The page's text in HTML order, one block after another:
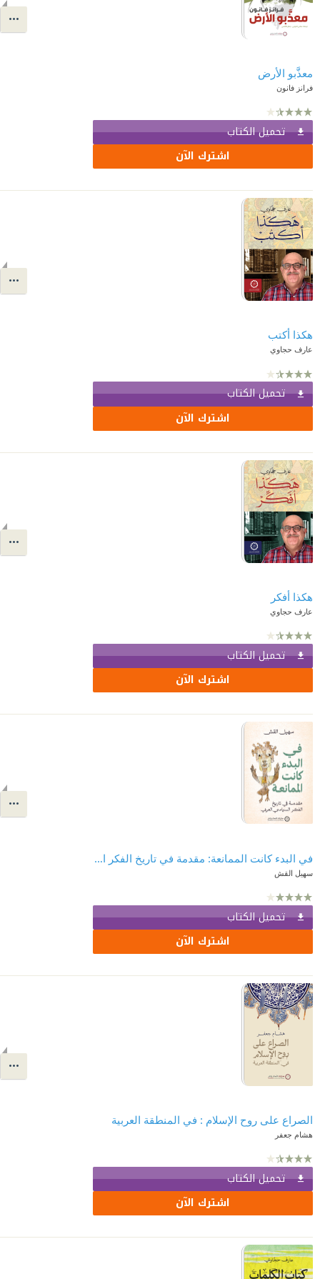
معذَّبو الأرض
فرانز فانون
تحميل الكتاب
اشترك الآن
هكذا أكتب
عارف حجاوي
تحميل الكتاب
اشترك الآن
هكذا أفكر
عارف حجاوي
تحميل الكتاب
اشترك الآن
في البدء كانت الممانعة: مقدمة في تاريخ الفكر السياسي العربي
سهيل القش
تحميل الكتاب
اشترك الآن
الصراع على روح الإسلام : في المنطقة العربية
هشام جعفر
تحميل الكتاب
اشترك الآن